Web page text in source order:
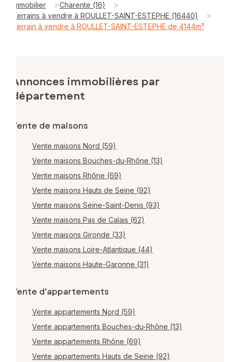
Immobilier >Charente (16) >
Terrains à vendre à ROULLET-SAINT-ESTEPHE (16440) >
Terrain à vendre à ROULLET-SAINT-ESTEPHE de 4144m²
Annonces immobilières par
département
Vente de maisons
Vente maisons Nord (59)
Vente maisons Bouches-du-Rhône (13)
Vente maisons Rhône (69)
Vente maisons Hauts de Seine (92)
Vente maisons Seine-Saint-Denis (93)
Vente maisons Pas de Calais (62)
Vente maisons Gironde (33)
Vente maisons Loire-Atlantique (44)
Vente maisons Haute-Garonne (31)
Vente d'appartements
Vente appartements Nord (59)
Vente appartements Bouches-du-Rhône (13)
Vente appartements Rhône (69)
Vente appartements Hauts de Seine (92)